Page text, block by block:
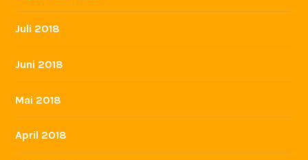
Juli 2018
Juni 2018
Mai 2018
April 2018